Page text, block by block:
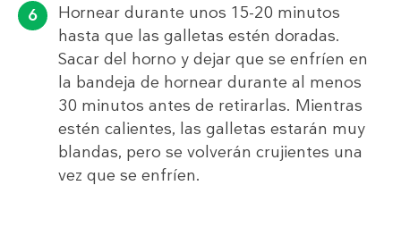
Hornear durante unos 15-20 minutos
hasta que las galletas estén doradas.
Sacar del horno y dejar que se enfríen en
la bandeja de hornear durante al menos
30 minutos antes de retirarlas. Mientras
estén calientes, las galletas estarán muy
blandas, pero se volverán crujientes una
vez que se enfríen.